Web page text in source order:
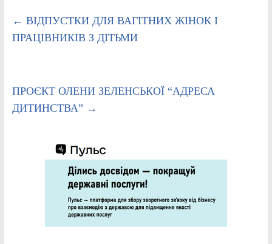
← ВІДПУСТКИ ДЛЯ ВАГІТНИХ ЖІНОК І
ПРАЦІВНИКІВ З ДІТЬМИ
ПРОЄКТ ОЛЕНИ ЗЕЛЕНСЬКОЇ “АДРЕСА
ДИТИНСТВА” →